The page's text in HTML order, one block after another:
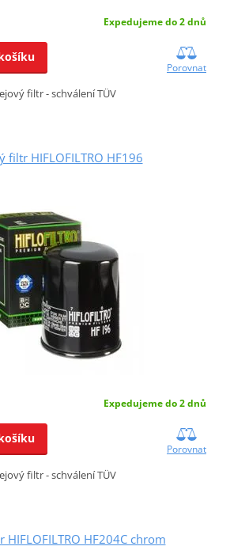
Expedujeme do 2 dnů
Porovnat
filtr - schválení TÜV
filtr HIFLOFILTRO HF196
Expedujeme do 2 dnů
Porovnat
filtr - schválení TÜV
HF204C chrom